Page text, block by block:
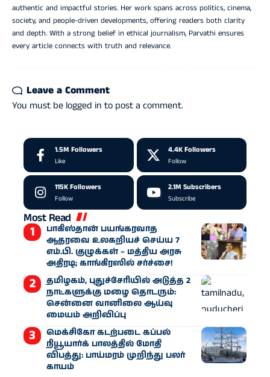
authentic and impactful stories. Her work spans across politics, cinema,
society, and people-driven developments, offering readers both clarity
and depth. With a strong belief in ethical journalism, Parvathi ensures
every article connects with truth and relevance.
Leave a Comment
You must be logged in to post a comment.
1.5M Followers
Like
4.4K Followers
Follow
115KFollowers
Follow
2.1M Subscribers
Subscribe
Most Read
பாகிஸ்தான் பயங்கரவாத
ஆதரவை உலகறியச் செய்ய 7
எம்.பி. குழுக்கள் – மத்திய அரசு
அதிரடி; காங்கிரஸில் சர்ச்சை!
தமிழகம், புதுச்சேரியில் அடுத்த 2
நாட்களுக்கு மழை தொடரும்:
சென்னை வானிலை ஆய்வு
மையம் அறிவிப்பு
மெக்சிகோ கடற்படை கப்பல்
நியூயார்க் பாலத்தில் மோதி
விபத்து: பாய்மரம் முறிந்து பலர்
காயம்